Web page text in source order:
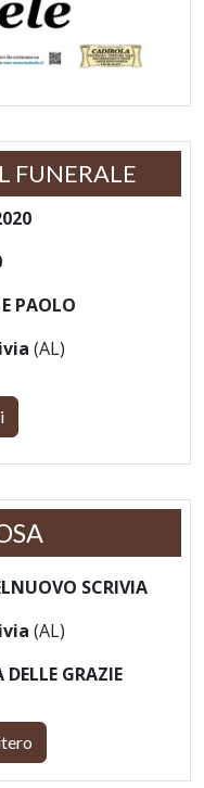
FUNERALE
PAOLO
(AL)
SCRIVIA
(AL)
GRAZIE